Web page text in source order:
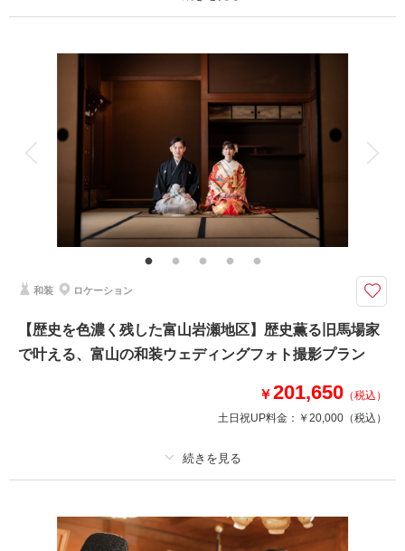
着付け
アルバム データ 180 カット
衣装追加 挙式
家族用衣装レンタル
その他含むもの
衣装クリーニング代金、ランクアップ料金は含まれております。衣装や撮影
小物等の持込料金は一切かかりません。ロケ地追加：￥20,000/1か所
スタイリッシュな前撮りが叶うロケーションです！ □撮影カット：約150
カット以上 □所要時間：約5時間
写真撮影料/ 全写真データ(URL)/ ご新郎衣装/ ご新婦衣装/ ヘア&メイクアッ
プ/ スケジューリング/ 撮影小物一式
撮影場所： 雨晴海岸
和装 ロケーション
【歴史を色濃く残した富山岩瀬地区】歴史薫る旧馬場家
で叶える、富山の和装ウェディングフォト撮影プラン
￥201,650 （税込）
土日祝UP料金： ￥20,000 （税込）
撮影料 新婦衣装1着 新郎衣装1着